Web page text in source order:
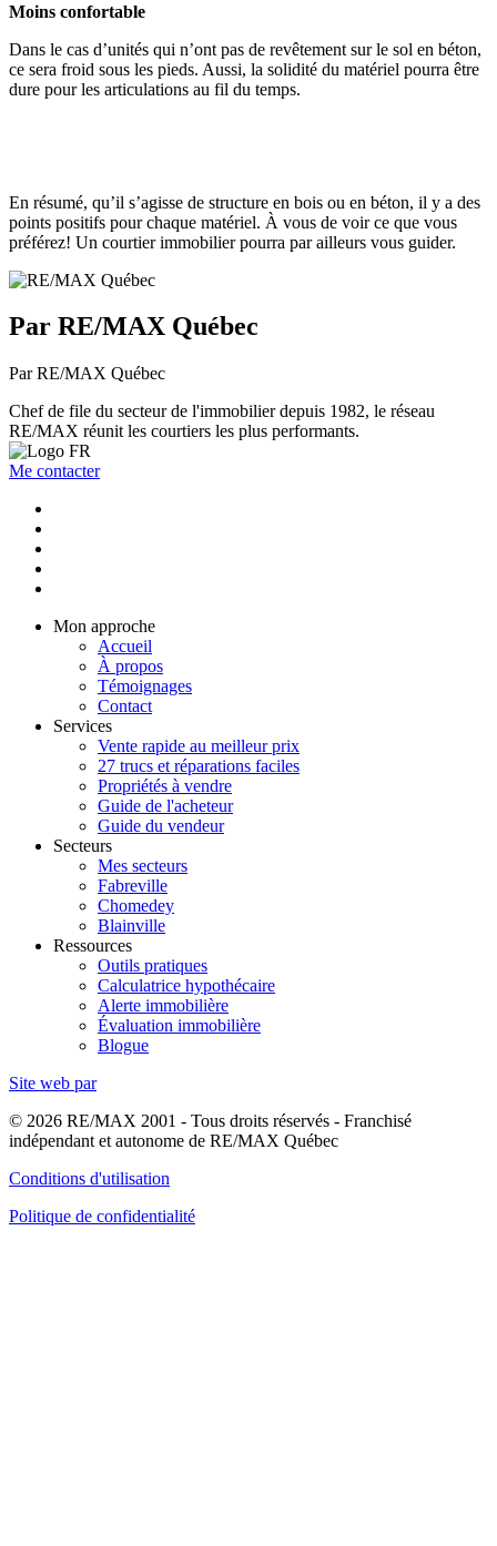
Moins confortable
Dans le cas d’unités qui n’ont pas de revêtement sur le sol en béton,
ce sera froid sous les pieds. Aussi, la solidité du matériel pourra être
dure pour les articulations au fil du temps.
En résumé, qu’il s’agisse de structure en bois ou en béton, il y a des
points positifs pour chaque matériel. À vous de voir ce que vous
préférez! Un courtier immobilier pourra par ailleurs vous guider.
Par RE/MAX Québec
Par RE/MAX Québec
Chef de file du secteur de l'immobilier depuis 1982, le réseau
RE/MAX réunit les courtiers les plus performants.
Me contacter
Mon approche
Accueil
À propos
Témoignages
Contact
Services
Vente rapide au meilleur prix
27 trucs et réparations faciles
Propriétés à vendre
Guide de l'acheteur
Guide du vendeur
Secteurs
Mes secteurs
Fabreville
Chomedey
Blainville
Ressources
Outils pratiques
Calculatrice hypothécaire
Alerte immobilière
Évaluation immobilière
Blogue
Site web par
© 2026 RE/MAX 2001 - Tous droits réservés - Franchisé
indépendant et autonome de RE/MAX Québec
Conditions d'utilisation
Politique de confidentialité